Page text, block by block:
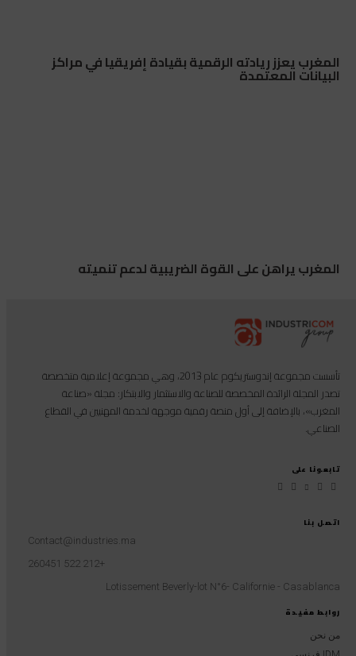
المغرب يعزز ريادته الرقمية بقيادة إفريقيا في مراكز
البيانات المعتمدة
المغرب يراهن على القوة الضريبية لدعم تنميته
روابط مفيدة
من نحن
اتصل بنا
Contact@industries.ma
+212 522 260451
Lotissement Beverly-lot N°6- Californie - Casablanca
تأسست مجموعة إندوستريكوم عام 2013، وهي مجموعة إعلامية متخصصة
تصدر المجلة الرائدة المخصصة للصناعة والاستثمار والابتكار: مجلة «صناعة
المغرب»، بالإضافة إلى أول منصة رقمية موجهة لخدمة المهنيين في القطاع
الصناعي.
تابعونا على